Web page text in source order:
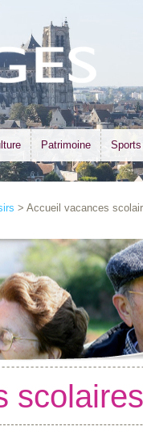
Patrimoine Sports
> Accueil vacances
scolaires